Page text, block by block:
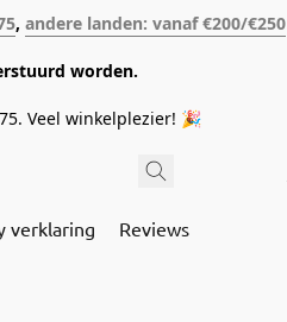
, andere landen: vanaf €200/€250
worden.
Veel winkelplezier! 🎉
verklaring Reviews